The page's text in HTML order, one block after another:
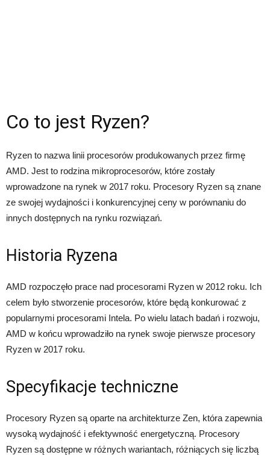
Co to jest Ryzen?
Ryzen to nazwa linii procesorów produkowanych przez firmę
AMD. Jest to rodzina mikroprocesorów, które zostały
wprowadzone na rynek w 2017 roku. Procesory Ryzen są znane
ze swojej wydajności i konkurencyjnej ceny w porównaniu do
innych dostępnych na rynku rozwiązań.
Historia Ryzena
AMD rozpoczęło prace nad procesorami Ryzen w 2012 roku. Ich
celem było stworzenie procesorów, które będą konkurować z
popularnymi procesorami Intela. Po wielu latach badań i rozwoju,
AMD w końcu wprowadziło na rynek swoje pierwsze procesory
Ryzen w 2017 roku.
Specyfikacje techniczne
Procesory Ryzen są oparte na architekturze Zen, która zapewnia
wysoką wydajność i efektywność energetyczną. Procesory
Ryzen są dostępne w różnych wariantach, różniących się liczbą